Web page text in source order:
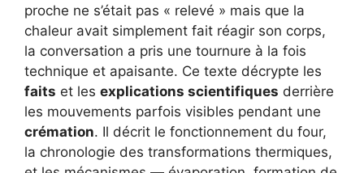
proche ne s’était pas « relevé » mais que la
chaleur avait simplement fait réagir son corps,
la conversation a pris une tournure à la fois
technique et apaisante. Ce texte décrypte les
faits et les explications scientifiques derrière
les mouvements parfois visibles pendant une
crémation. Il décrit le fonctionnement du four,
la chronologie des transformations thermiques,